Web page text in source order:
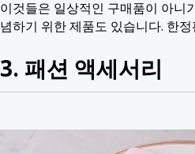
이것들은 일상적인 구매품이 아니
념하기 위한 제품도 있습니다. 한
3. 패션 액세서리